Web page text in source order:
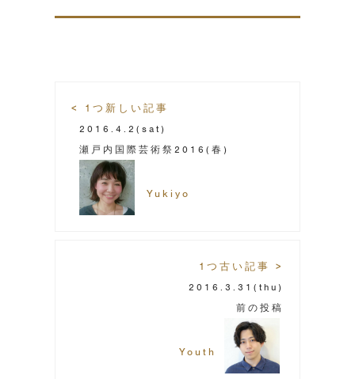
< 1つ新しい記事
2016.4.2 (sat)
瀬戸内国際芸術祭2016(春)
Yukiyo
1つ古い記事 >
2016.3.31 (thu)
前の投稿
Youth